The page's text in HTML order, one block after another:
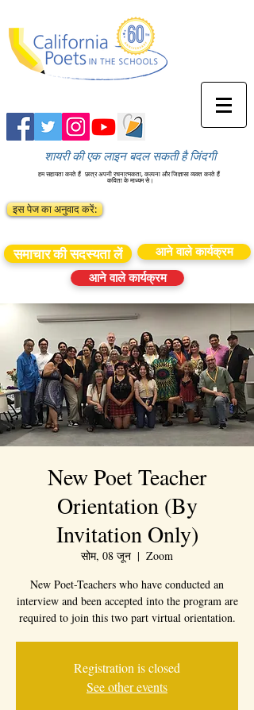
शायरी की एक लाइन बदल सकती है जिंदगी
हम सहायता करते हैं छात्र अपनी रचनात्मकता, कल्पना और जिज्ञासा व्यक्त करते हैं
कविता के माध्यम से।
इस पेज का अनुवाद करें:
समाचार की सदस्यता लें
आने वाले कार्यक्रम
आने वाले कार्यक्रम
New Poet Teacher
Orientation (By
Invitation Only)
सोम, 08 जून
  |
Zoom
New Poet-Teachers who have conducted an
interview and been accepted into the program are
required to join this two part virtual orientation.
Registration is closed
See other events